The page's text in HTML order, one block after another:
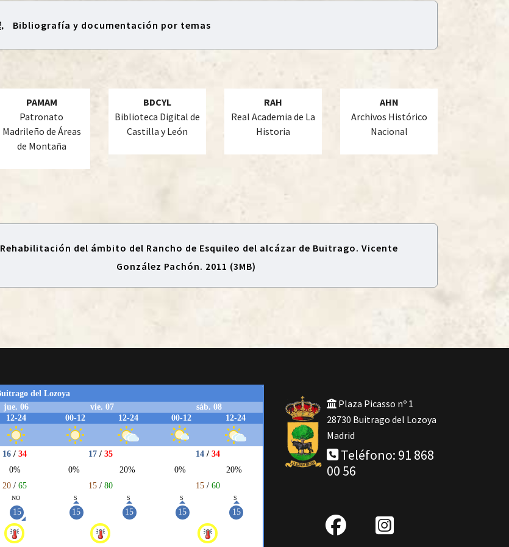
Bibliografía y documentación por temas
PAMAM
Patronato
Madrileño de Áreas
de Montaña
BDCYL
Biblioteca Digital de
Castilla y León
RAH
Real Academia de La
Historia
AHN
Archivos Histórico
Nacional
Rehabilitación del ámbito del Rancho de Esquileo del alcázar de Buitrago. Vicente
González Pachón. 2011 (3MB)
Plaza Picasso nº 1
28730 Buitrago del Lozoya
Madrid
Teléfono: 91 868
00 56
fab
IG